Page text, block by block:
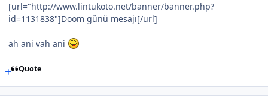
[url="http://www.lintukoto.net/banner/banner.php?
id=1131838"]Doom günü mesajı[/url]
ah ani vah ani
Quote